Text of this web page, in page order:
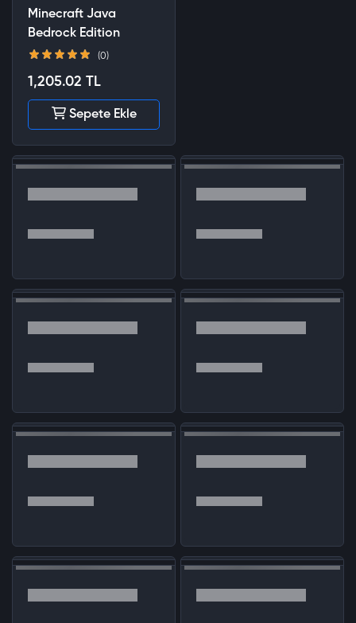
Minecraft Java
Bedrock Edition
(0)
1,205.02 TL
Sepete Ekle